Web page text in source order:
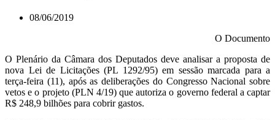
08/06/2019
O Documento
O Plenário da Câmara dos Deputados deve analisar a proposta de
nova Lei de Licitações (PL 1292/95) em sessão marcada para a
terça-feira (11), após as deliberações do Congresso Nacional sobre
vetos e o projeto (PLN 4/19) que autoriza o governo federal a captar
R$ 248,9 bilhões para cobrir gastos.